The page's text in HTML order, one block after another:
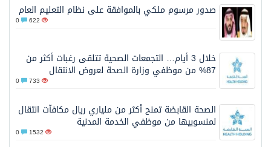
صدور مرسوم ملكي بالموافقة على نظام التعليم العام
622
خلال 3 أيام… التجمعات الصحية تتلقى رغبات أكثر من
87% من موظفي وزارة الصحة لعروض الانتقال
733
الصحة القابضة تمنح أكثر من ملياري ريال مكافآت انتقال
لمنسوبيها من موظفي الخدمة المدنية
1532